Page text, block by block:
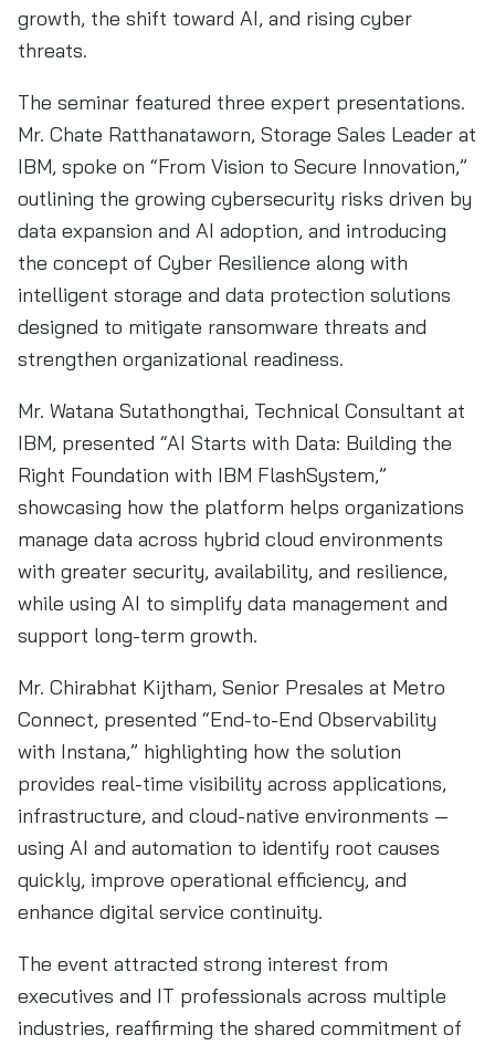
growth, the shift toward AI, and rising cyber
threats.
The seminar featured three expert presentations.
Mr. Chate Ratthanataworn, Storage Sales Leader at
IBM, spoke on “From Vision to Secure Innovation,”
outlining the growing cybersecurity risks driven by
data expansion and AI adoption, and introducing
the concept of Cyber Resilience along with
intelligent storage and data protection solutions
designed to mitigate ransomware threats and
strengthen organizational readiness.
Mr. Watana Sutathongthai, Technical Consultant at
IBM, presented “AI Starts with Data: Building the
Right Foundation with IBM FlashSystem,”
showcasing how the platform helps organizations
manage data across hybrid cloud environments
with greater security, availability, and resilience,
while using AI to simplify data management and
support long-term growth.
Mr. Chirabhat Kijtham, Senior Presales at Metro
Connect, presented “End-to-End Observability
with Instana,” highlighting how the solution
provides real-time visibility across applications,
infrastructure, and cloud-native environments —
using AI and automation to identify root causes
quickly, improve operational efficiency, and
enhance digital service continuity.
The event attracted strong interest from
executives and IT professionals across multiple
industries, reaffirming the shared commitment of